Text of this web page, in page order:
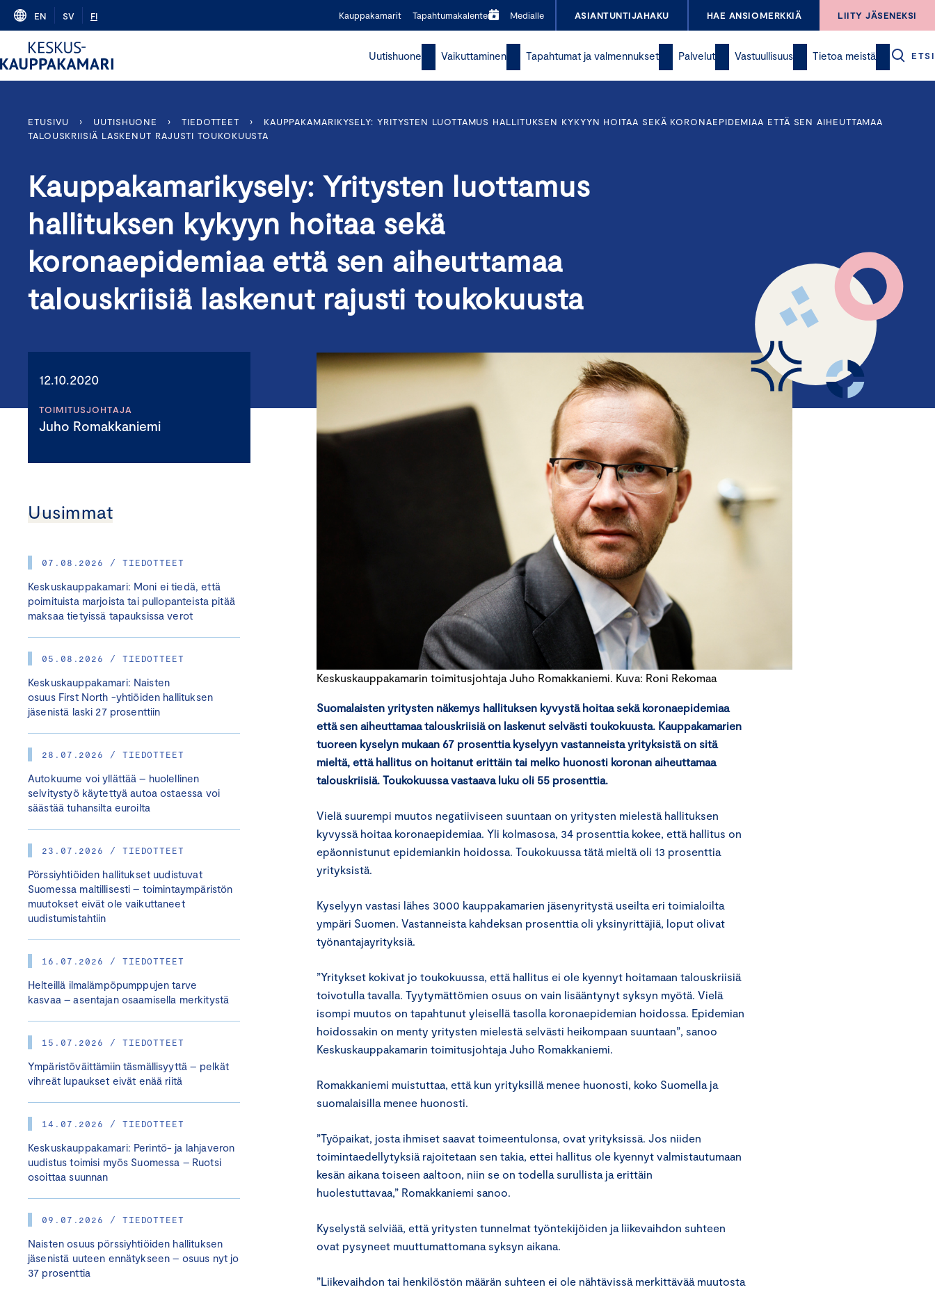
Skip
content
EN SV FI Kauppakamarit Tapahtumakalenteri Medialle ASIANTUNTIJAHAKU HAE ANSIOMERKKIÄ LIITY JÄSENEKSI
Uutishuone Vaikuttaminen Tapahtumat ja valmennukset Palvelut Vastuullisuus Tietoa meistä ETSI
ETUSIVU › UUTISHUONE › TIEDOTTEET ›
KAUPPAKAMARIKYSELY: YRITYSTEN LUOTTAMUS HALLITUKSEN KYKYYN HOITAA SEKÄ KORONAEPIDEMIAA ETTÄ SEN AIHEUTTAMAA
TALOUSKRIISIÄ LASKENUT RAJUSTI TOUKOKUUSTA
Kauppakamarikysely: Yritysten luottamus
hallituksen kykyyn hoitaa sekä
koronaepidemiaa että sen aiheuttamaa
talouskriisiä laskenut rajusti toukokuusta
12.10.2020
TOIMITUSJOHTAJA
Juho Romakkaniemi
Uusimmat
07.08.2026 / TIEDOTTEET
Keskuskauppakamari: Moni ei tiedä, että
poimituista marjoista tai pullopanteista pitää
maksaa tietyissä tapauksissa verot
05.08.2026 / TIEDOTTEET
Keskuskauppakamari: Naisten
osuus First North -yhtiöiden hallituksen
jäsenistä laski 27 prosenttiin
28.07.2026 / TIEDOTTEET
Autokuume voi yllättää – huolellinen
selvitystyö käytettyä autoa ostaessa voi
säästää tuhansilta euroilta
23.07.2026 / TIEDOTTEET
Pörssiyhtiöiden hallitukset uudistuvat
Suomessa maltillisesti – toimintaympäristön
muutokset eivät ole vaikuttaneet
uudistumistahtiin
16.07.2026 / TIEDOTTEET
Helteillä ilmalämpöpumppujen tarve
kasvaa – asentajan osaamisella merkitystä
15.07.2026 / TIEDOTTEET
Ympäristöväittämiin täsmällisyyttä – pelkät
vihreät lupaukset eivät enää riitä
14.07.2026 / TIEDOTTEET
Keskuskauppakamari: Perintö- ja lahjaveron
uudistus toimisi myös Suomessa – Ruotsi
osoittaa suunnan
09.07.2026 / TIEDOTTEET
Naisten osuus pörssiyhtiöiden hallituksen
jäsenistä uuteen ennätykseen – osuus nyt jo
37 prosenttia
Keskuskauppakamarin toimitusjohtaja Juho Romakkaniemi. Kuva: Roni Rekomaa
Suomalaisten yritysten näkemys hallituksen kyvystä hoitaa sekä koronaepidemiaa
että sen aiheuttamaa talouskriisiä on laskenut selvästi toukokuusta. Kauppakamarien
tuoreen kyselyn mukaan 67 prosenttia kyselyyn vastanneista yrityksistä on sitä
mieltä, että hallitus on hoitanut erittäin tai melko huonosti koronan aiheuttamaa
talouskriisiä. Toukokuussa vastaava luku oli 55 prosenttia.
Vielä suurempi muutos negatiiviseen suuntaan on yritysten mielestä hallituksen
kyvyssä hoitaa koronaepidemiaa. Yli kolmasosa, 34 prosenttia kokee, että hallitus on
epäonnistunut epidemiankin hoidossa. Toukokuussa tätä mieltä oli 13 prosenttia
yrityksistä.
Kyselyyn vastasi lähes 3000 kauppakamarien jäsenyritystä useilta eri toimialoilta
ympäri Suomen. Vastanneista kahdeksan prosenttia oli yksinyrittäjiä, loput olivat
työnantajayrityksiä.
”Yritykset kokivat jo toukokuussa, että hallitus ei ole kyennyt hoitamaan talouskriisiä
toivotulla tavalla. Tyytymättömien osuus on vain lisääntynyt syksyn myötä. Vielä
isompi muutos on tapahtunut yleisellä tasolla koronaepidemian hoidossa. Epidemian
hoidossakin on menty yritysten mielestä selvästi heikompaan suuntaan”, sanoo
Keskuskauppakamarin toimitusjohtaja Juho Romakkaniemi.
Romakkaniemi muistuttaa, että kun yrityksillä menee huonosti, koko Suomella ja
suomalaisilla menee huonosti.
”Työpaikat, josta ihmiset saavat toimeentulonsa, ovat yrityksissä. Jos niiden
toimintaedellytyksiä rajoitetaan sen takia, ettei hallitus ole kyennyt valmistautumaan
kesän aikana toiseen aaltoon, niin se on todella surullista ja erittäin
huolestuttavaa,” Romakkaniemi sanoo.
Kyselystä selviää, että yritysten tunnelmat työntekijöiden ja liikevaihdon suhteen
ovat pysyneet muuttumattomana syksyn aikana.
”Liikevaihdon tai henkilöstön määrän suhteen ei ole nähtävissä merkittävää muutosta